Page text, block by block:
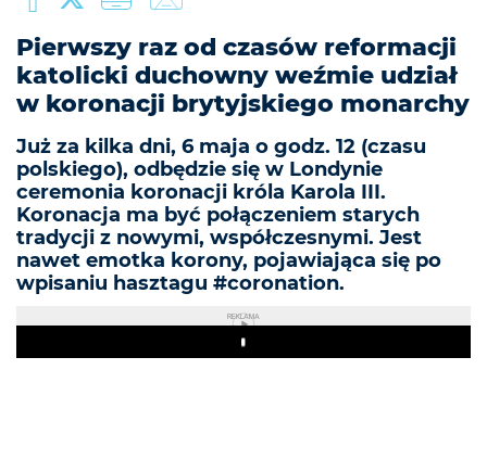
Pierwszy raz od czasów reformacji
katolicki duchowny weźmie udział
w koronacji brytyjskiego monarchy
Już za kilka dni, 6 maja o godz. 12 (czasu
polskiego), odbędzie się w Londynie
ceremonia koronacji króla Karola III.
Koronacja ma być połączeniem starych
tradycji z nowymi, współczesnymi. Jest
nawet emotka korony, pojawiająca się po
wpisaniu hasztagu #coronation.
REKLAMA
Play